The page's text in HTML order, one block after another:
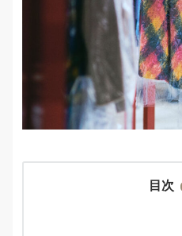
目次